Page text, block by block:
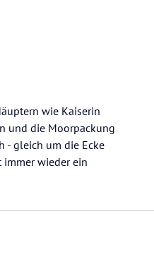
wie Kaiserin
und die Moorpackung
- gleich um die Ecke
immer wieder ein